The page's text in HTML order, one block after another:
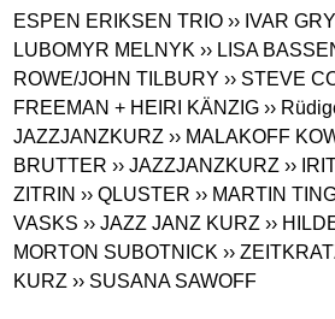
ESPEN ERIKSEN TRIO ›› IVAR
LUBOMYR MELNYK ›› LISA
ROWE/JOHN TILBURY ›› STEVE
FREEMAN + HEIRI KÄNZIG ››
JAZZJANZKURZ ›› MALAKOFF
BRUTTER ›› JAZZJANZKURZ ››
ZITRIN ›› QLUSTER ›› MARTIN
VASKS ›› JAZZ JANZ KURZ ››
MORTON SUBOTNICK ››
KURZ ›› SUSANA SAWOFF